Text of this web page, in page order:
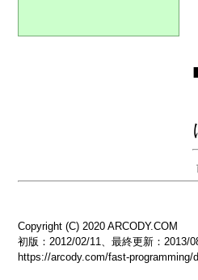
Copyright (C) 2020 ARCODY.COM
初版：2012/02/11、最終更新： 2013/
https://arcody.com/fast-programming/